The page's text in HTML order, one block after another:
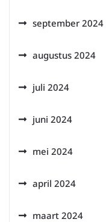
september 2024
augustus 2024
juli 2024
juni 2024
mei 2024
april 2024
maart 2024